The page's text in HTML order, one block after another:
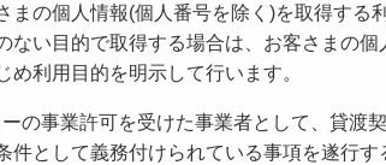
まの個人情報(個人番号を除く)を取得する
ない目的で取得する場合は、お客さまの
め利用目的を明示して行います。
の事業許可を受けた事業者として、貸渡
件として義務付けられている事項を遂行す